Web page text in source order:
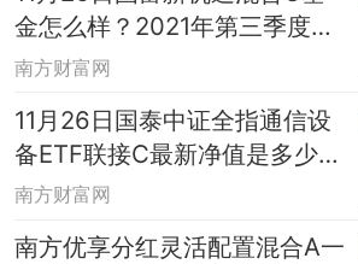
金怎么样？2021年第三季度基
金持仓了哪些债券？
南方财富网
11月26日国泰中证全指通信设
备ETF联接C最新净值是多少？
近两年来表现如何？
南方财富网
南方优享分红灵活配置混合A一